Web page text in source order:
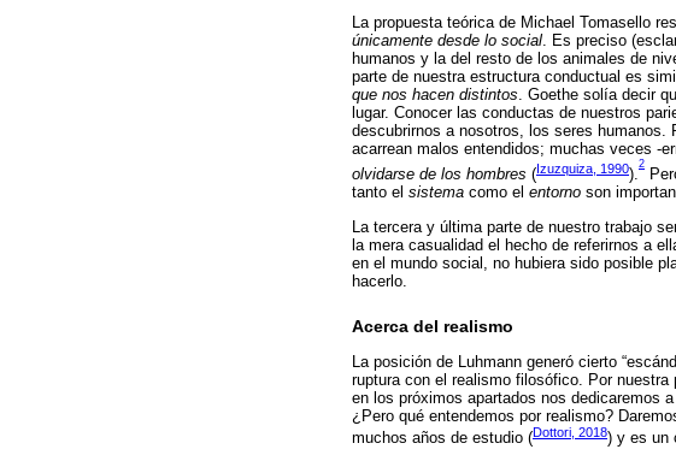
La propuesta teórica de Michael Tomasello
únicamente desde lo social. Es preciso
humanos y la del resto de los animales de
parte de nuestra estructura conductual es
que nos hacen distintos. Goethe solía decir
lugar. Conocer las conductas de nuestros
descubrirnos a nosotros, los seres
acarrean malos entendidos; muchas veces -
olvidarse de los hombres (Izuzquiza, 1990).
2
tanto el sistema como el entorno son
La tercera y última parte de nuestro trabajo
la mera casualidad el hecho de referirnos a
en el mundo social, no hubiera sido posible
hacerlo.
Acerca del realismo
La posición de Luhmann generó cierto
ruptura con el realismo filosófico. Por
en los próximos apartados nos dedicaremos
¿Pero qué entendemos por realismo?
muchos años de estudio (Dottori, 2018) y es un